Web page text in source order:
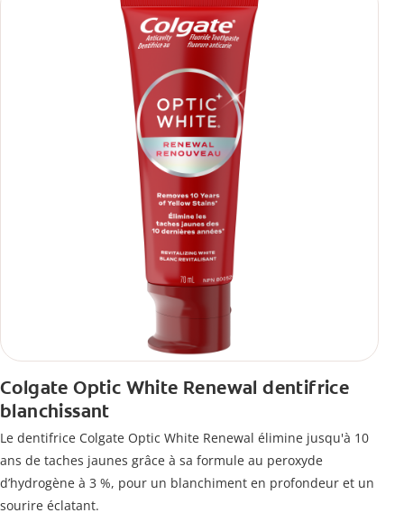
Colgate Optic White Renewal dentifrice
blanchissant
Le dentifrice Colgate Optic White Renewal élimine jusqu'à 10
ans de taches jaunes grâce à sa formule au peroxyde
d’hydrogène à 3 %, pour un blanchiment en profondeur et un
sourire éclatant.